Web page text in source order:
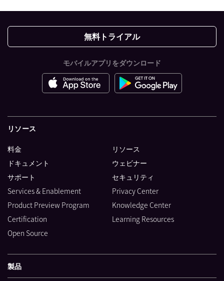
無料トライアル
モバイルアプリをダウンロード
製品
リソース
料金
ドキュメント
サポート
Services & Enablement
Product Preview Program
Certification
Open Source
リソース
ウェビナー
セキュリティ
Privacy Center
Knowledge Center
Learning Resources